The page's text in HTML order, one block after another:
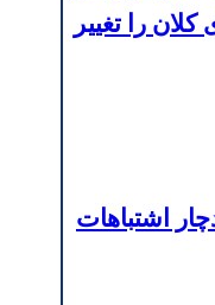
را تغییر
اشتباهات